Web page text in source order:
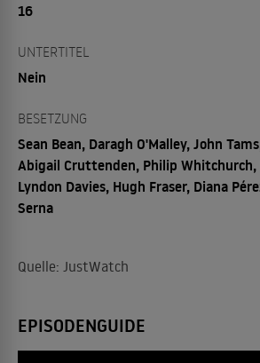
16
UNTERTITEL
Nein
BESETZUNG
Sean Bean, Daragh O'Malley, John
Abigail Cruttenden, Philip Whitchurch,
Lyndon Davies, Hugh Fraser, Diana
Serna
Quelle: JustWatch
EPISODENGUIDE